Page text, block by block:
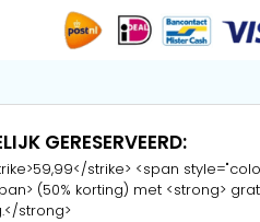
GERESERVEERD:
strike> <span
(50% korting) met <strong>
strong>